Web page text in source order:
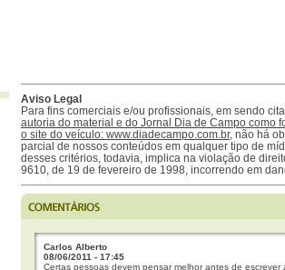
Aviso Legal
Para fins comerciais e/ou profissionais, em sendo
autoria do material e do Jornal Dia de Campo como
o site do veículo: www.diadecampo.com.br, não há
parcial de nossos conteúdos em qualquer tipo de
desses critérios, todavia, implica na violação de
9610, de 19 de fevereiro de 1998, incorrendo em
Carlos Alberto
08/06/2011 - 17:45
Certas pessoas devem pensar melhor antes de escrever